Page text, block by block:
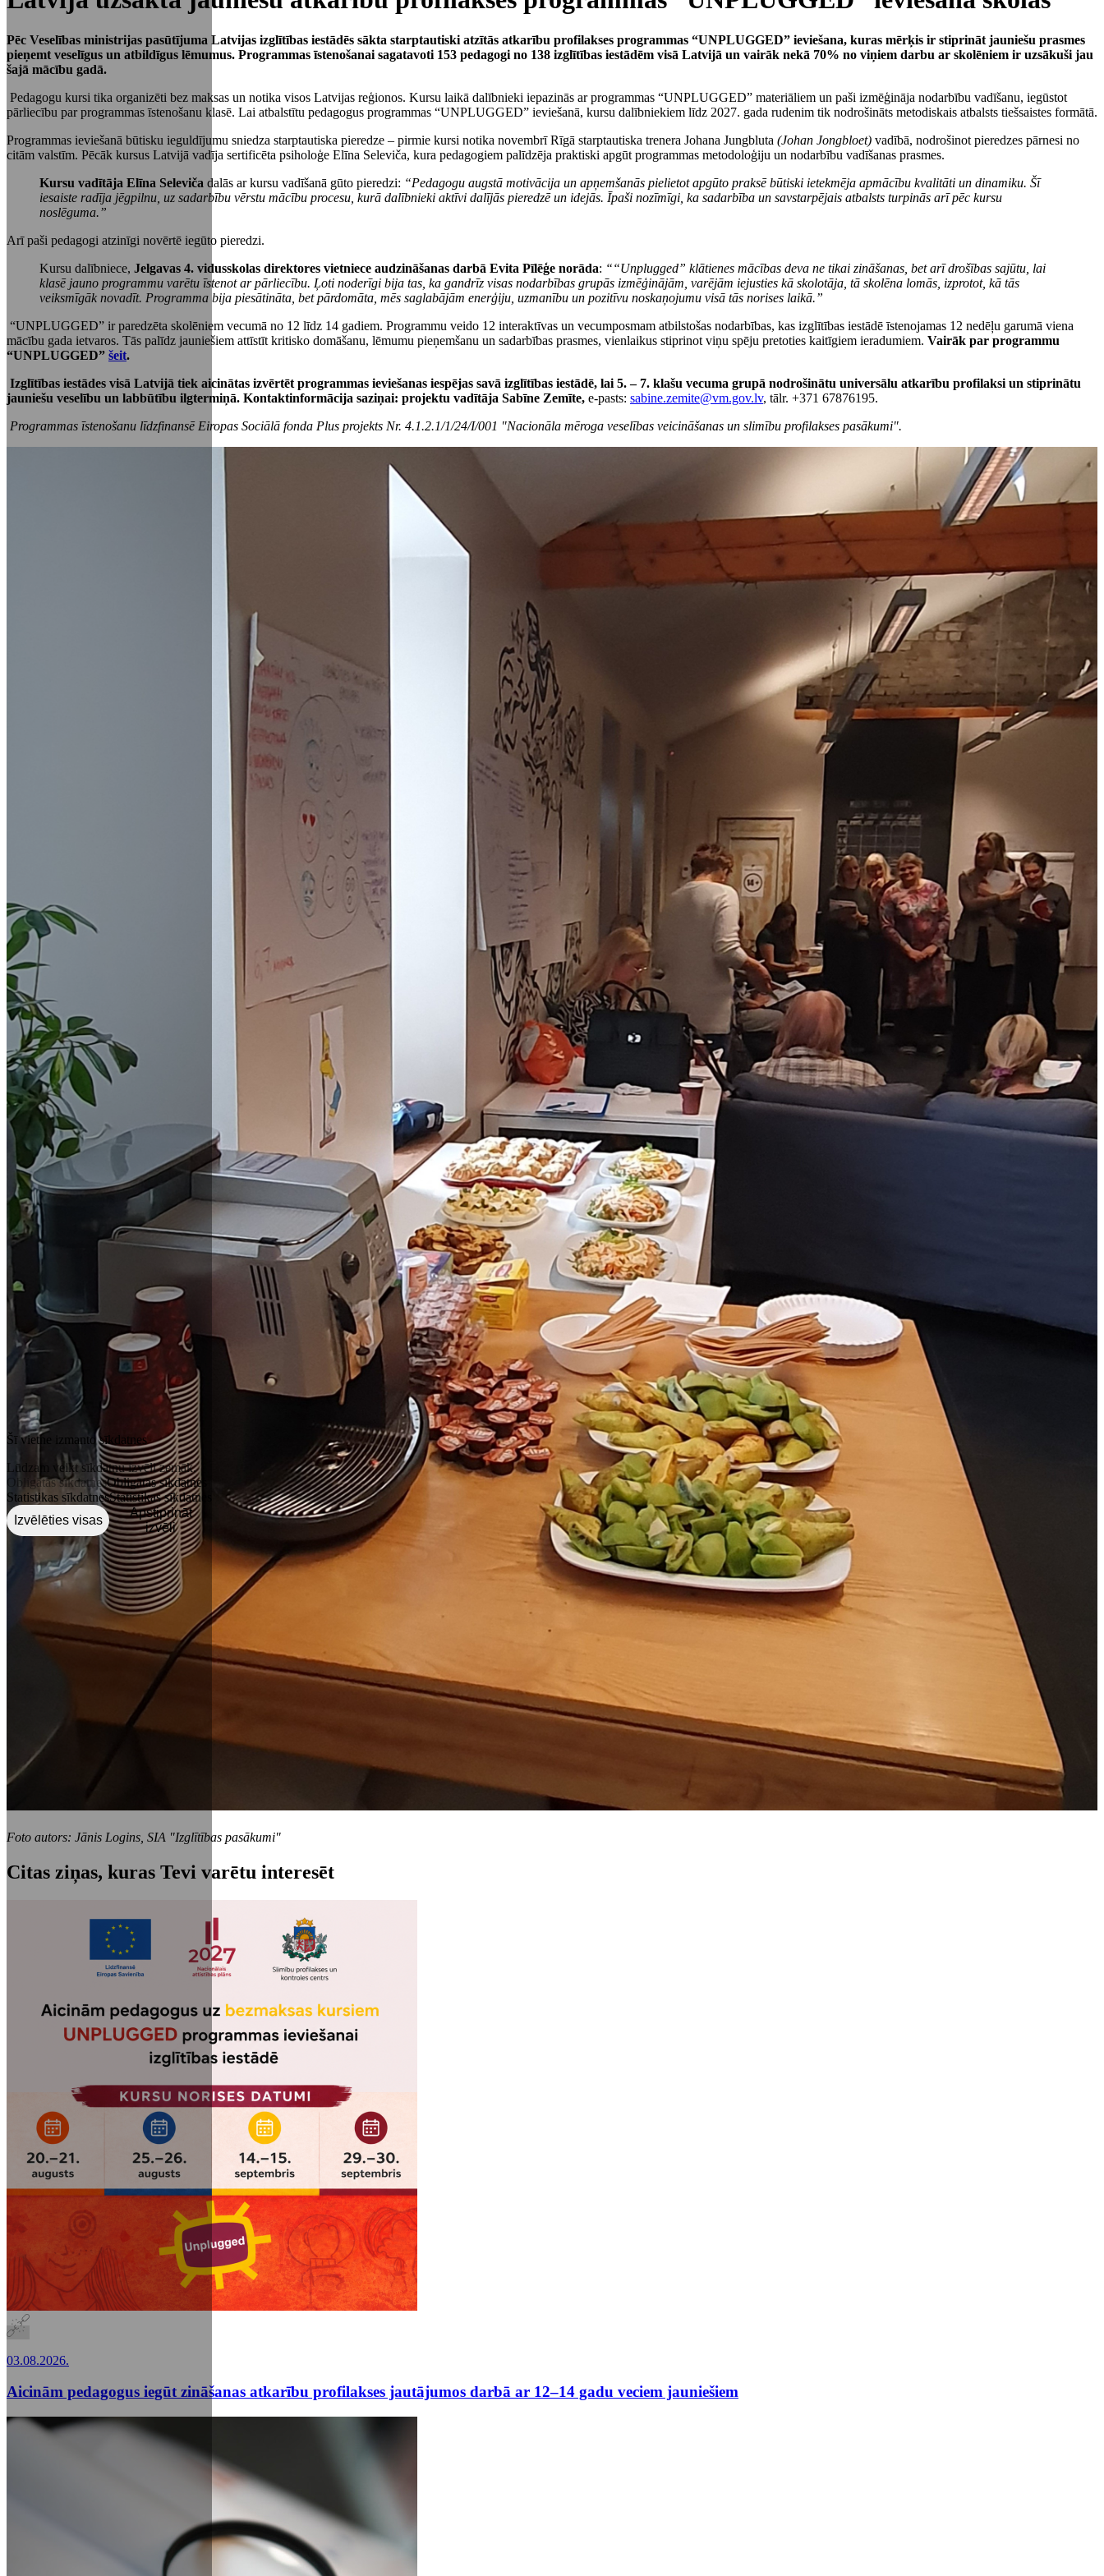
Šī vietne izmanto sīkdatnes
Lūdzam veikt sīkdatņu izvēli zemāk.
Obligātās sīkdatnesObligātās sīkdatnes
Statistikas sīkdatnesStatistikas sīkdatnes
Izvēlēties visas
Apstiprināt
izvēli
Pēc Veselības ministrijas pasūtījuma Latvijas izglītības iestādēs sākta starptautiski atzītās atkarību profilakses programmas “UNPLUGGED” ieviešana, kuras mērķis ir stiprināt jauniešu prasmes
pieņemt veselīgus un atbildīgus lēmumus. Programmas īstenošanai sagatavoti 153 pedagogi no 138 izglītības iestādēm visā Latvijā un vairāk nekā 70% no viņiem darbu ar skolēniem ir uzsākuši jau
šajā mācību gadā.
Pedagogu kursi tika organizēti bez maksas un notika visos Latvijas reģionos. Kursu laikā dalībnieki iepazinās ar programmas “UNPLUGGED” materiāliem un paši izmēģināja nodarbību vadīšanu, iegūstot
pārliecību par programmas īstenošanu klasē. Lai atbalstītu pedagogus programmas “UNPLUGGED” ieviešanā, kursu dalībniekiem līdz 2027. gada rudenim tik nodrošināts metodiskais atbalsts tiešsaistes formātā.
Programmas ieviešanā būtisku ieguldījumu sniedza starptautiska pieredze – pirmie kursi notika novembrī Rīgā starptautiska trenera Johana Jungbluta (Johan Jongbloet) vadībā, nodrošinot pieredzes pārnesi no
citām valstīm. Pēcāk kursus Latvijā vadīja sertificēta psiholoģe Elīna Seleviča, kura pedagogiem palīdzēja praktiski apgūt programmas metodoloģiju un nodarbību vadīšanas prasmes.
Kursu vadītāja Elīna Seleviča dalās ar kursu vadīšanā gūto pieredzi: “Pedagogu augstā motivācija un apņemšanās pielietot apgūto praksē būtiski ietekmēja apmācību kvalitāti un dinamiku. Šī
iesaiste radīja jēgpilnu, uz sadarbību vērstu mācību procesu, kurā dalībnieki aktīvi dalījās pieredzē un idejās. Īpaši nozīmīgi, ka sadarbība un savstarpējais atbalsts turpinās arī pēc kursu
noslēguma.”
Arī paši pedagogi atzinīgi novērtē iegūto pieredzi.
Kursu dalībniece, Jelgavas 4. vidusskolas direktores vietniece audzināšanas darbā Evita Pīlēģe norāda: ““Unplugged” klātienes mācības deva ne tikai zināšanas, bet arī drošības sajūtu, lai
klasē jauno programmu varētu īstenot ar pārliecību. Ļoti noderīgi bija tas, ka gandrīz visas nodarbības grupās izmēģinājām, varējām iejusties kā skolotāja, tā skolēna lomās, izprotot, kā tās
veiksmīgāk novadīt. Programma bija piesātināta, bet pārdomāta, mēs saglabājām enerģiju, uzmanību un pozitīvu noskaņojumu visā tās norises laikā.”
“UNPLUGGED” ir paredzēta skolēniem vecumā no 12 līdz 14 gadiem. Programmu veido 12 interaktīvas un vecumposmam atbilstošas nodarbības, kas izglītības iestādē īstenojamas 12 nedēļu garumā viena
mācību gada ietvaros. Tās palīdz jauniešiem attīstīt kritisko domāšanu, lēmumu pieņemšanu un sadarbības prasmes, vienlaikus stiprinot viņu spēju pretoties kaitīgiem ieradumiem. Vairāk par programmu
“UNPLUGGED” šeit.
Izglītības iestādes visā Latvijā tiek aicinātas izvērtēt programmas ieviešanas iespējas savā izglītības iestādē, lai 5. – 7. klašu vecuma grupā nodrošinātu universālu atkarību profilaksi un stiprinātu
jauniešu veselību un labbūtību ilgtermiņā. Kontaktinformācija saziņai: projektu vadītāja Sabīne Zemīte, e-pasts: sabine.zemite@vm.gov.lv, tālr. +371 67876195.
Programmas īstenošanu līdzfinansē Eiropas Sociālā fonda Plus projekts Nr. 4.1.2.1/1/24/I/001 "Nacionāla mēroga veselības veicināšanas un slimību profilakses pasākumi".
Foto autors: Jānis Logins, SIA "Izglītības pasākumi"
Citas ziņas, kuras Tevi varētu interesēt
03.08.2026.
Aicinām pedagogus iegūt zināšanas atkarību profilakses jautājumos darbā ar 12–14 gadu veciem jauniešiem